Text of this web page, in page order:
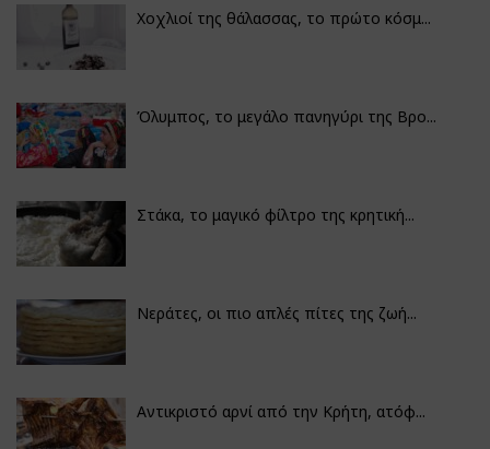
Χοχλιοί της θάλασσας, το πρώτο κόσμ...
Όλυμπος, το μεγάλο πανηγύρι της Βρο...
Στάκα, το μαγικό φίλτρο της κρητική...
Νεράτες, οι πιο απλές πίτες της ζωή...
Αντικριστό αρνί από την Κρήτη, ατόφ...